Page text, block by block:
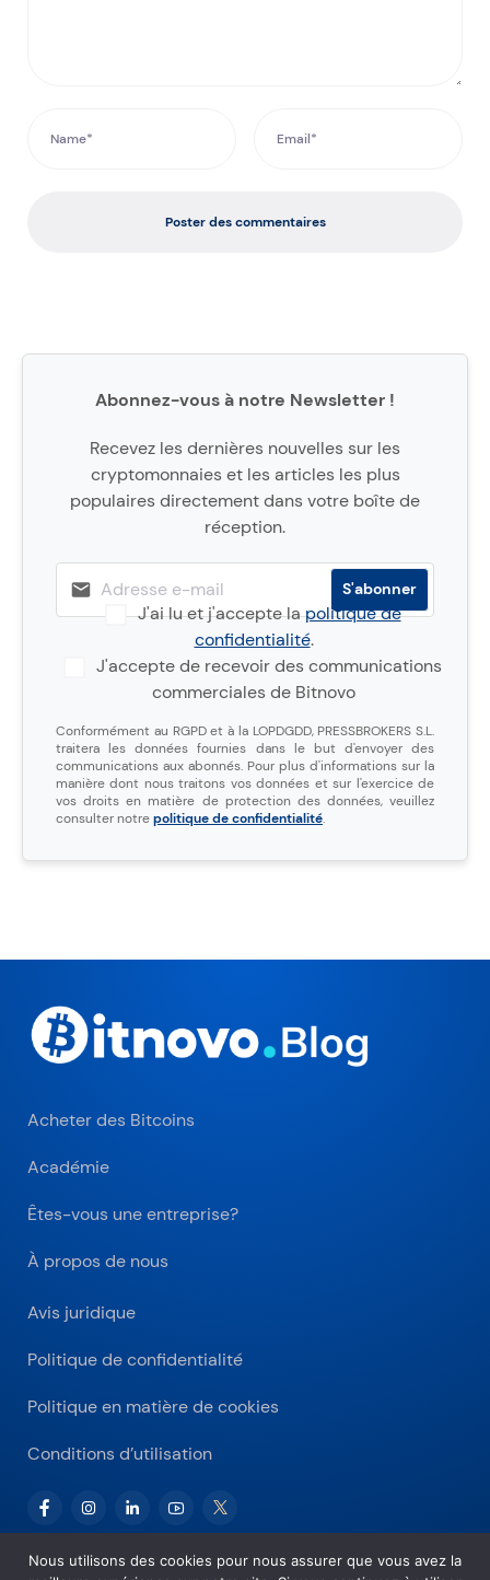
Poster des commentaires
Abonnez-vous à notre Newsletter !
Recevez les dernières nouvelles sur les
cryptomonnaies et les articles les plus
populaires directement dans votre boîte de
réception.
J'ai lu et j'accepte lapolitique de
confidentialité.
J'accepte de recevoir des communications
commerciales de Bitnovo
Conformément au RGPD et à la LOPDGDD, PRESSBROKERS S.L.
traitera les données fournies dans le but d'envoyer des
communications aux abonnés. Pour plus d'informations sur la
manière dont nous traitons vos données et sur l'exercice de
vos droits en matière de protection des données, veuillez
consulter notrepolitique de confidentialité.
Acheter des Bitcoins
Académie
Êtes-vous une entreprise?
À propos de nous
Avis juridique
Politique de confidentialité
Politique en matière de cookies
Conditions d’utilisation
Nous utilisons des cookies pour nous assurer que vous avez la